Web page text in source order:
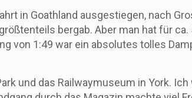
in Goathland ausgestiegen, nach
bergab. Aber man hat für
von 1:49 war ein absolutes tolles
und das Railwaymuseum in York.